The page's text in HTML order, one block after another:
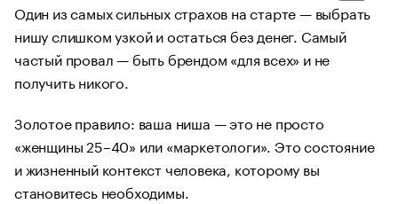
Один из самых сильных страхов на старте — выбрать
нишу слишком узкой и остаться без денег. Самый
частый провал — быть брендом «для всех» и не
получить никого.
Золотое правило: ваша ниша — это не просто
«женщины 25–40» или «маркетологи». Это состояние
и жизненный контекст человека, которому вы
становитесь необходимы.